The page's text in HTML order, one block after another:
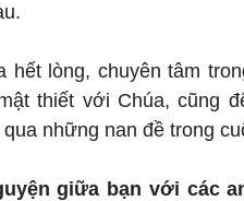
hết lòng, chuyên tâm
thiết với Chúa, cũng
những nan đề trong
giữa bạn với các